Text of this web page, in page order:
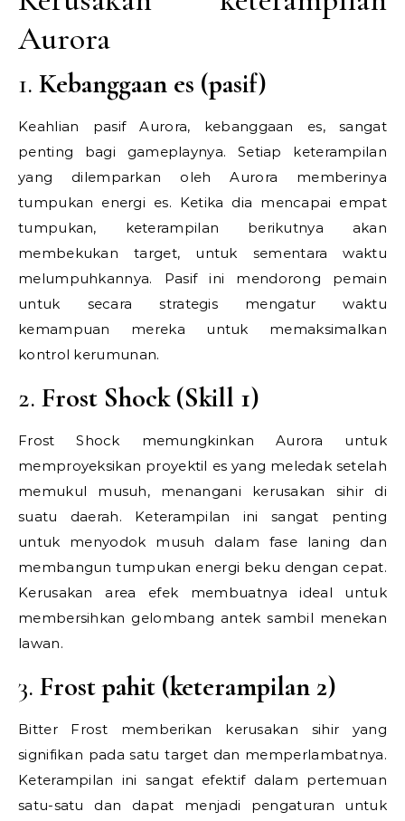
Aurora
1. Kebanggaan es (pasif)
Keahlian pasif Aurora, kebanggaan es, sangat
penting bagi gameplaynya. Setiap keterampilan
yang dilemparkan oleh Aurora memberinya
tumpukan energi es. Ketika dia mencapai empat
tumpukan, keterampilan berikutnya akan
membekukan target, untuk sementara waktu
melumpuhkannya. Pasif ini mendorong pemain
untuk secara strategis mengatur waktu
kemampuan mereka untuk memaksimalkan
kontrol kerumunan.
2. Frost Shock (Skill 1)
Frost Shock memungkinkan Aurora untuk
memproyeksikan proyektil es yang meledak setelah
memukul musuh, menangani kerusakan sihir di
suatu daerah. Keterampilan ini sangat penting
untuk menyodok musuh dalam fase laning dan
membangun tumpukan energi beku dengan cepat.
Kerusakan area efek membuatnya ideal untuk
membersihkan gelombang antek sambil menekan
lawan.
3. Frost pahit (keterampilan 2)
Bitter Frost memberikan kerusakan sihir yang
signifikan pada satu target dan memperlambatnya.
Keterampilan ini sangat efektif dalam pertemuan
satu-satu dan dapat menjadi pengaturan untuk